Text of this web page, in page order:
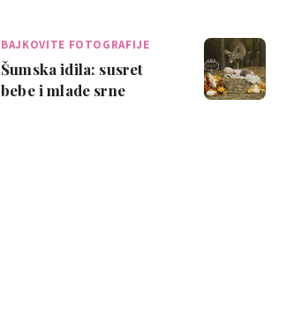
BAJKOVITE FOTOGRAFIJE
Šumska idila: susret
bebe i mlade srne